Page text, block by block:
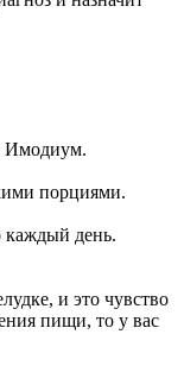
Имодиум.
порциями.
каждый день.
и это чувство
пищи, то у вас